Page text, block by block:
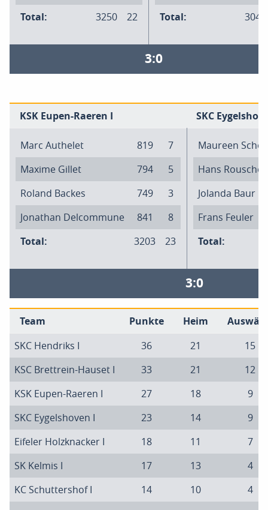
Total:
3250 22
Total:
3046
3:0
KSK Eupen-Raeren I SKC
Marc Authelet 819
7
Maxime Gillet
794
5
Roland Backes
749
3
Jonathan Delcommune
841
8
Total:
3203 23
Maureen
Hans
Jolanda Baur
Frans Feuler
Total:
3:0
Team Punkte Heim
SKC Hendriks I
36 21
15
KSC Brettrein-Hauset I
33 21
12
KSK Eupen-Raeren I
27 18
9
SKC Eygelshoven I
23 14
9
Eifeler Holzknacker I
18 11
7
SK Kelmis I
17 13
4
KC Schuttershof I
14 10
4